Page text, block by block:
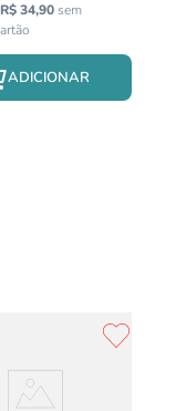
R$34,90sem